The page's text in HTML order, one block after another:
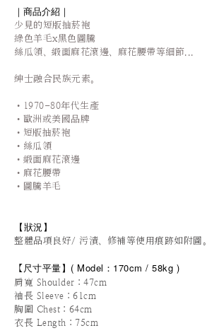
｜商品介紹｜
少見的短版抽菸袍
綠色羊毛x黑色圖騰
絲瓜領、緞面麻花滾邊、麻花腰帶等細節...
紳士融合民族元素。
•1970-80年代生產
•歐洲或美國品牌
•短版抽菸袍
• 絲瓜領
• 緞面麻花滾邊
• 麻花腰帶
•圖騰羊毛
【狀況】
整體品項良好/ 污漬、修補等使用痕跡如附圖。
【 尺寸平量】 ( Model：170cm / 58kg )
肩寬 Shoulder：47cm
袖長 Sleeve：61cm
胸圍 Chest：64cm
衣長 Length：75cm